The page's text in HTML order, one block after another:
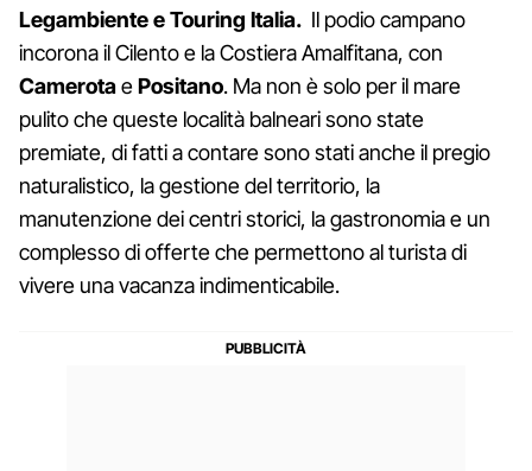
Legambiente e Touring Italia. Il podio campano
incorona il Cilento e la Costiera Amalfitana, con
CamerotaePositano. Ma non è solo per il mare
pulito che queste località balneari sono state
premiate, di fatti a contare sono stati anche il pregio
naturalistico, la gestione del territorio, la
manutenzione dei centri storici, la gastronomia e un
complesso di offerte che permettono al turista di
vivere una vacanza indimenticabile.